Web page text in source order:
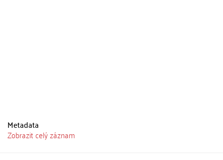
Metadata
Zobrazit celý záznam